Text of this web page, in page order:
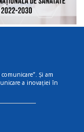
Și am
a inovației în